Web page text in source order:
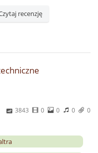
recenzję
3843 0 0 0
0